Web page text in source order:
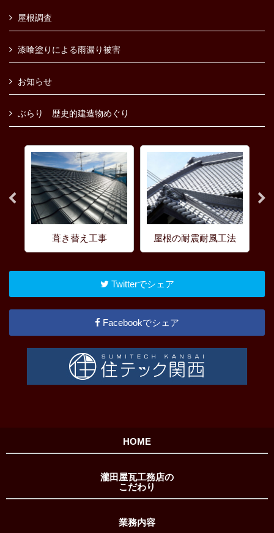
屋根調査
漆喰塗りによる雨漏り被害
お知らせ
ぶらり 歴史的建造物めぐり
葺き替え工事 屋根の耐震耐風工法
Twitterでシェア
Facebookでシェア
HOME
瀧田屋瓦工務店の
こだわり
業務内容